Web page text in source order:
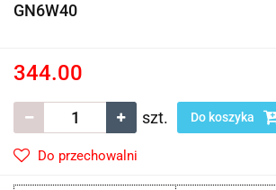
GN6W40
344.00
szt. Do koszyka
Do przechowalni